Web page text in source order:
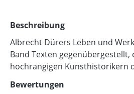
Beschreibung
Albrecht Dürers Leben und
Band Texten gegenübergestellt,
hochrangigen Kunsthistorikern
Bewertungen